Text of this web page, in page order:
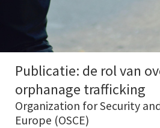
Publicatie: de rol van
orphanage trafficking
Organization for Security
Europe (OSCE)